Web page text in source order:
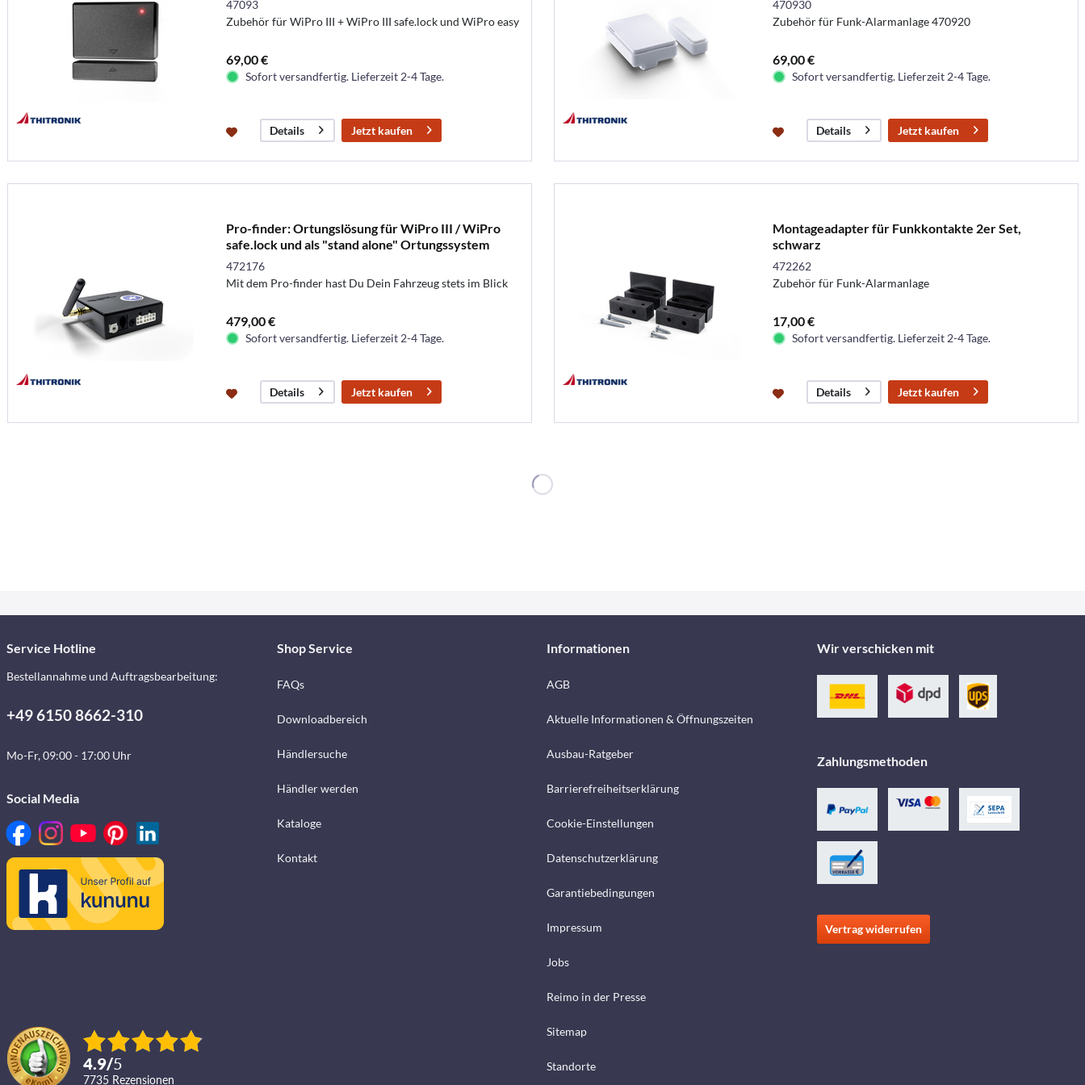
47093
Zubehör für WiPro III + WiPro III safe.lock und WiPro easy
69,00 €
Sofort versandfertig. Lieferzeit 2-4 Tage.
Details Jetzt kaufen
470930
Zubehör für Funk-Alarmanlage 470920
69,00 €
Sofort versandfertig. Lieferzeit 2-4 Tage.
Details Jetzt kaufen
Pro-finder: Ortungslösung für WiPro III / WiPro
safe.lock und als "stand alone" Ortungssystem
472176
Mit dem Pro-finder hast Du Dein Fahrzeug stets im Blick
479,00 €
Sofort versandfertig. Lieferzeit 2-4 Tage.
Details Jetzt kaufen
Montageadapter für Funkkontakte 2er Set,
schwarz
472262
Zubehör für Funk-Alarmanlage
17,00 €
Sofort versandfertig. Lieferzeit 2-4 Tage.
Details Jetzt kaufen
Service Hotline
Bestellannahme und Auftragsbearbeitung:
+49 6150 8662-310
Mo-Fr, 09:00 - 17:00 Uhr
Social Media
4.9/5
7735 Rezensionen
Shop Service
FAQs
Downloadbereich
Händlersuche
Händler werden
Kataloge
Kontakt
Informationen
AGB
Aktuelle Informationen & Öffnungszeiten
Ausbau-Ratgeber
Barrierefreiheitserklärung
Cookie-Einstellungen
Datenschutzerklärung
Garantiebedingungen
Impressum
Jobs
Reimo in der Presse
Sitemap
Standorte
Wir verschicken mit
Zahlungsmethoden
Vertrag widerrufen